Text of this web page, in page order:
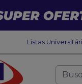
Listas